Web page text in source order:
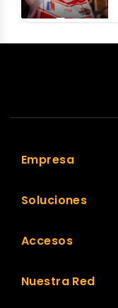
Empresa
Soluciones
Accesos
Nuestra Red